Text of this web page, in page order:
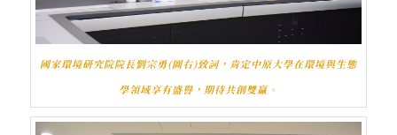
國家環境研究院院長劉宗勇(圖右)致詞，肯定中原大學在環境與生態
學領域享有盛譽，期待共創雙贏。